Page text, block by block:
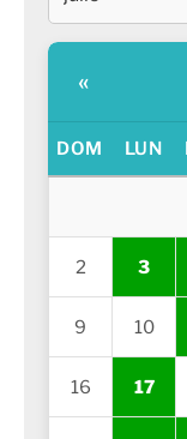
«
DOM LUN
2 3
9 10
16 17